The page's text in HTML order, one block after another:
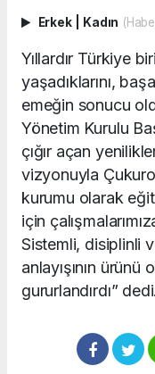
Erkek Kadın
Yıllardır Türkiye
yaşadıklarını,
emeğin sonucu
Yönetim Kurulu
çığır açan
vizyonuyla
kurumu olarak
için
Sistemli, disiplinli
anlayışının ürünü
gururlandırdı” dedi.